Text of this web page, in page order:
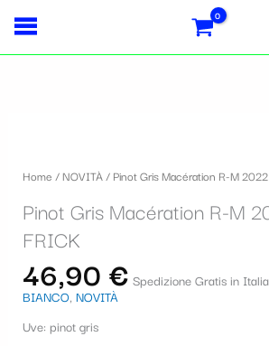
contenuto
Home /NOVITÀ/ Pinot Gris Macération R-M
Pinot Gris Macération R-M
FRICK
46,90 € Spedizione Gratis in
BIANCO, NOVITÀ
Uve: pinot gris
S
o
n
a
u
n
a
fiscale:
Carrello: